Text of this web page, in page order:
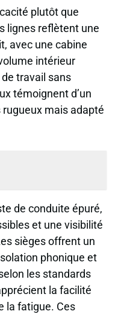
plutôt que
lignes reflètent une
avec une cabine
intérieur
travail sans
témoignent d’un
mais adapté
de conduite épuré,
et une visibilité
sièges offrent un
phonique et
les standards
la facilité
la fatigue. Ces